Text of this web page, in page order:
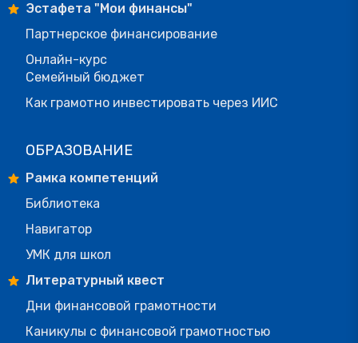
Эстафета "Мои финансы"
Партнерское финансирование
Онлайн-курс
Семейный бюджет
Как грамотно инвестировать через ИИС
ОБРАЗОВАНИЕ
Рамка компетенций
Библиотека
Навигатор
УМК для школ
Литературный квест
Дни финансовой грамотности
Каникулы с финансовой грамотностью